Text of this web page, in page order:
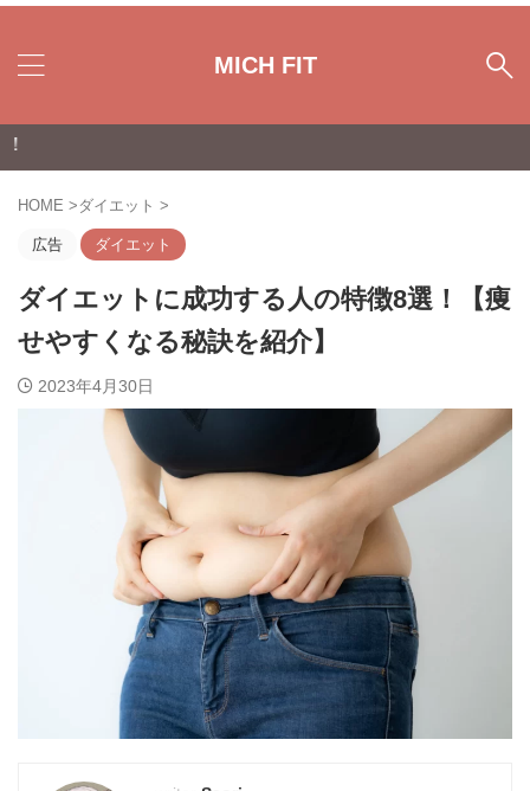
MICH FIT
HOME >ダイエット >
広告 ダイエット
ダイエットに成功する人の特徴8選！【痩
せやすくなる秘訣を紹介】
2023年4月30日